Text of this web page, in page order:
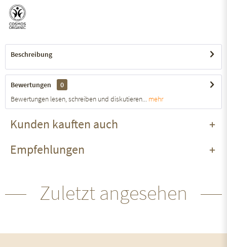
Beschreibung
Bewertungen
0
Bewertungen lesen, schreiben und diskutieren...
mehr
Kunden kauften auch
Empfehlungen
Zuletzt angesehen